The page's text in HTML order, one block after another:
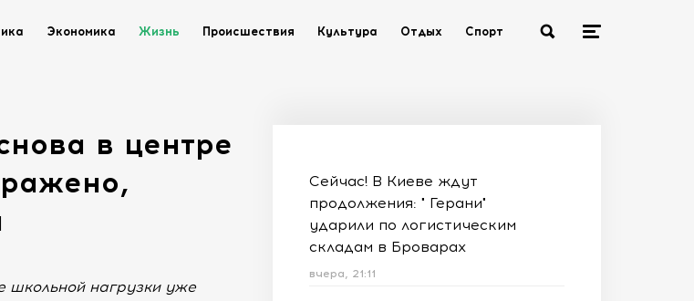
Экономика Жизнь Происшествия Культура Отдых Спорт
в центре
школьной нагрузки уже
Сейчас! В Киеве ждут
продолжения: " Герани"
ударили по логистическим
складам в Броварах
вчера, 21:11